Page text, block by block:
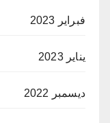
فبراير 2023
يناير 2023
ديسمبر 2022